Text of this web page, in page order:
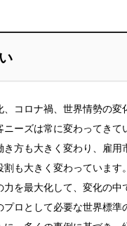
、コロナ禍、世界情勢の変
ニーズは常に変わってきて
き方も大きく変わり、雇用
も大きく変わっています。
力を最大化して、変化の中
プロとして必要な世界標準